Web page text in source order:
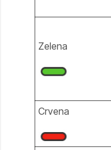
Zelena
Crvena